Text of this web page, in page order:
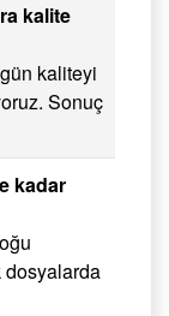
kalite
kaliteyi
Sonuç
kadar
dosyalarda